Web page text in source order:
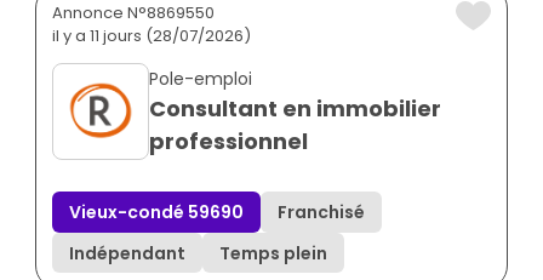
Annonce N°8869550
il y a 11 jours (28/07/2026)
Pole-emploi
Consultant en immobilier
professionnel
Vieux-condé 59690
Franchisé
Indépendant
Temps plein